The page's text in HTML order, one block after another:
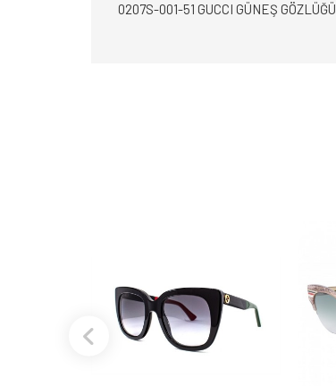
0207S-001-51 GUCCI GÜNEŞ GÖZLÜĞÜ